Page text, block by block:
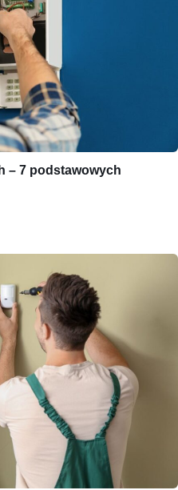
– 7 podstawowych